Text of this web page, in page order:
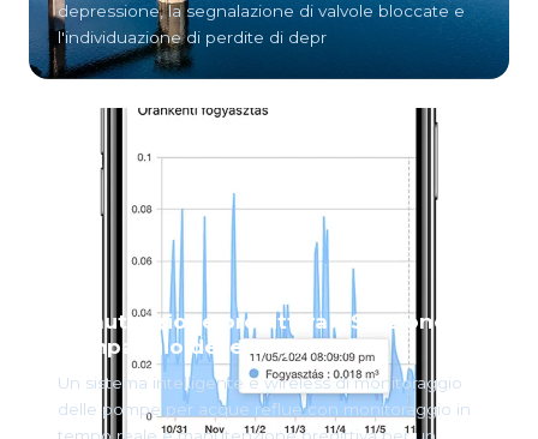
depressione, la segnalazione di valvole bloccate e
l'individuazione di perdite di depr
Manutenzione predittiva – Stazione di
pompaggio delle acque reflue
Un sistema intelligente e wireless di monitoraggio
delle pompe per acque reflue con monitoraggio in